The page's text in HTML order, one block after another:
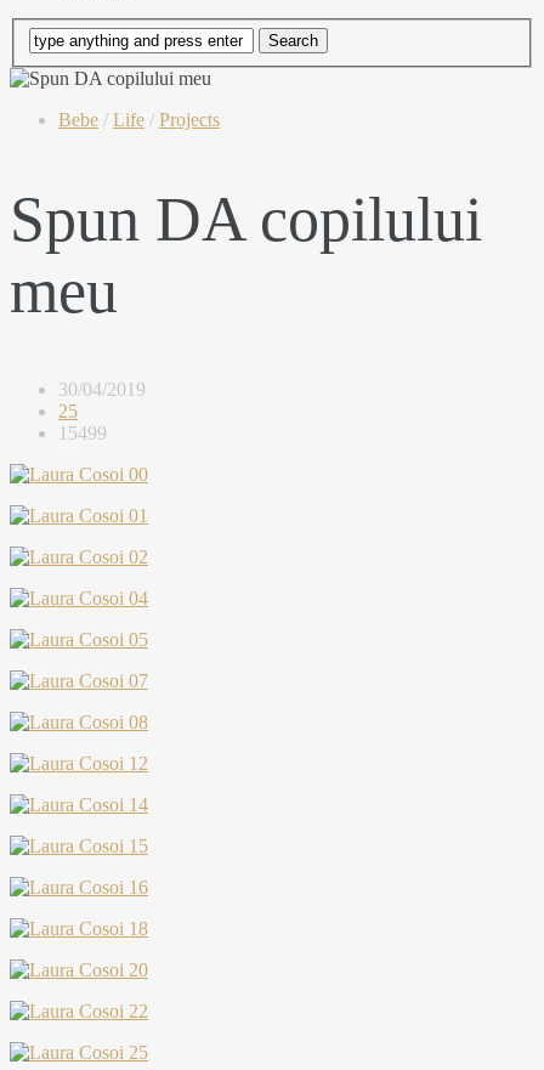
Bebe / Life / Projects
Spun DA copilului
meu
30/04/2019
25
15499